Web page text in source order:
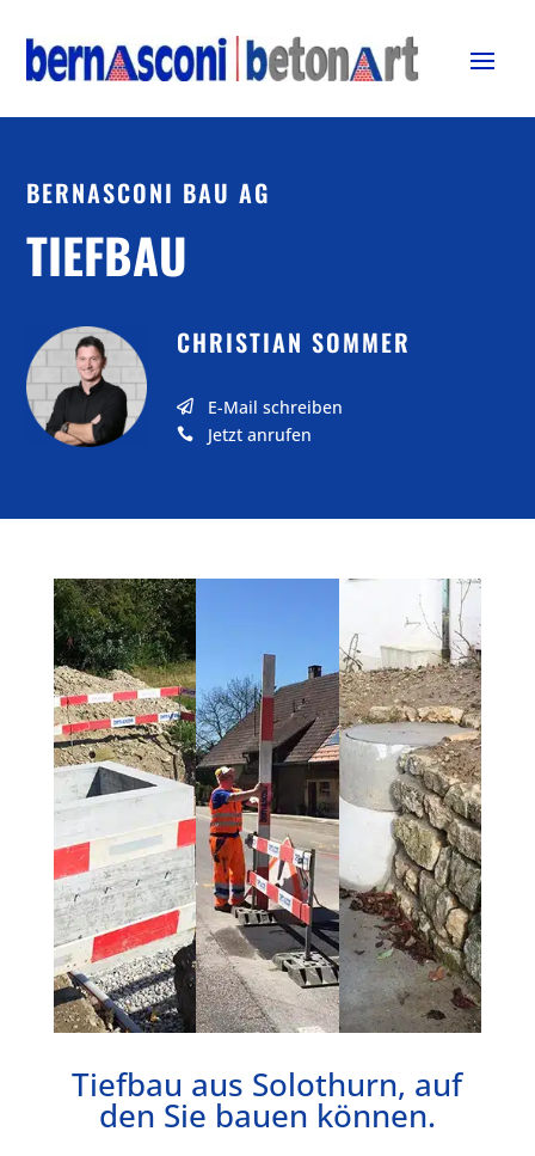
BERNASCONI BAU AG
TIEFBAU
CHRISTIAN SOMMER
 E-Mail schreiben
 Jetzt anrufen
Tiefbau aus Solothurn, auf
den Sie bauen können.